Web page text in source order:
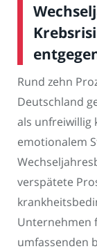
Rund zehn
Deutschland
als unfreiwillig
emotionalem
verspätete
Unternehmen
umfassenden